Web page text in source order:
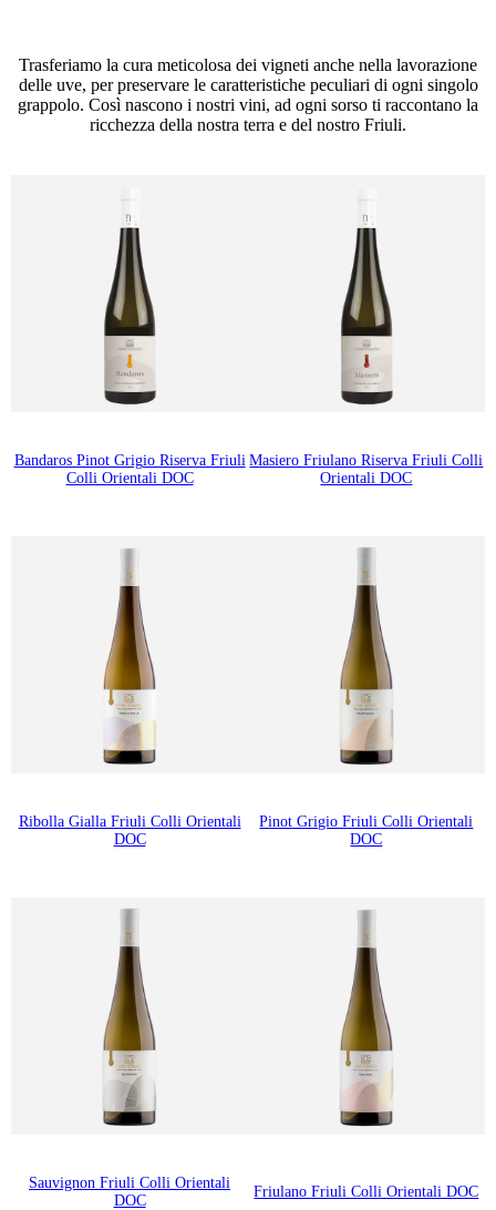
Trasferiamo la cura meticolosa dei vigneti anche nella lavorazione
delle uve, per preservare le caratteristiche peculiari di ogni singolo
grappolo. Così nascono i nostri vini, ad ogni sorso ti raccontano la
ricchezza della nostra terra e del nostro Friuli.
Bandaros Pinot Grigio Riserva Friuli
Colli Orientali DOC
Masiero Friulano Riserva Friuli Colli
Orientali DOC
Ribolla Gialla Friuli Colli Orientali
DOC
Pinot Grigio Friuli Colli Orientali
DOC
Sauvignon Friuli Colli Orientali
DOC
Friulano Friuli Colli Orientali DOC